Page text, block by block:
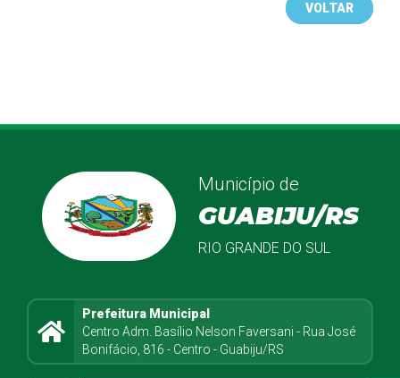
VOLTAR
Município de
GUABIJU/RS
RIO GRANDE DO SUL
Prefeitura Municipal
Centro Adm. Basílio Nelson Faversani - Rua José
Bonifácio, 816 - Centro - Guabiju/RS